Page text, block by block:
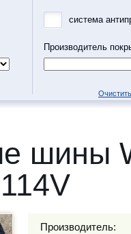
система
Производитель
шины
Производитель: